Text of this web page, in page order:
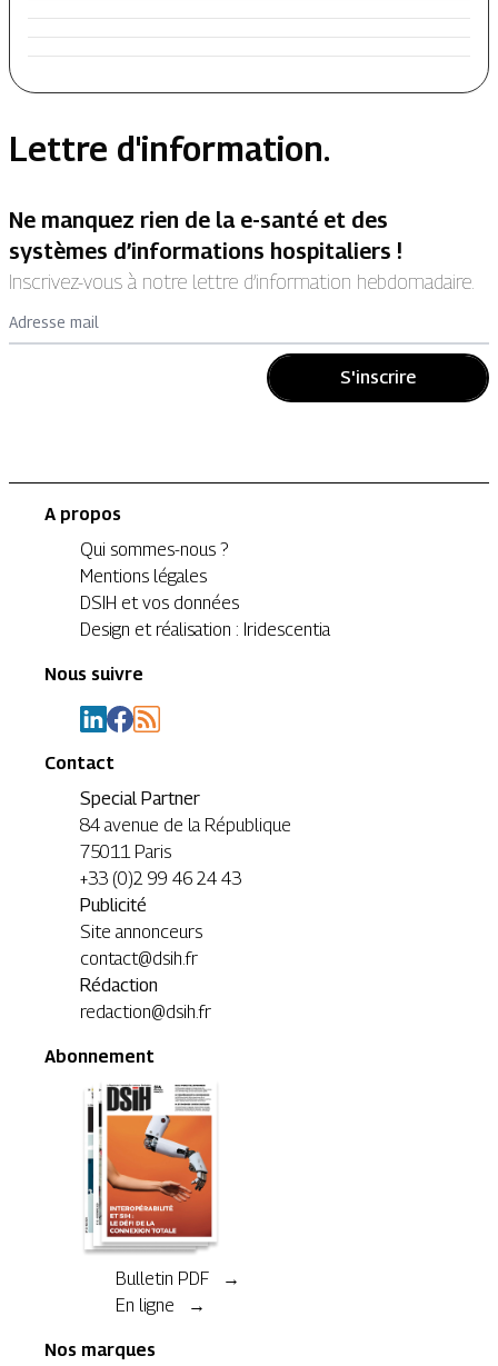
Lettre d'information.
Ne manquez rien de la e-santé et des
systèmes d’informations hospitaliers !
Inscrivez-vous à notre lettre d’information hebdomadaire.
Adresse mail
S'inscrire
A propos
Qui sommes-nous ?
Mentions légales
DSIH et vos données
Design et réalisation : Iridescentia
Nous suivre
Contact
Special Partner
84 avenue de la République
75011 Paris
+33 (0)2 99 46 24 43
Publicité
Site annonceurs
contact@dsih.fr
Rédaction
redaction@dsih.fr
Abonnement
Bulletin PDF →
En ligne →
Nos marques